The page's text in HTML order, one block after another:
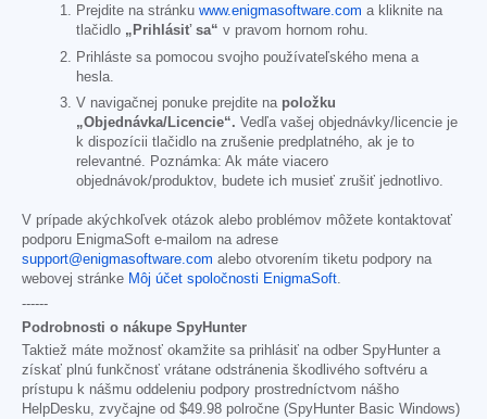
Prejdite na stránku www.enigmasoftware.com a kliknite na
tlačidlo „Prihlásiť sa“ v pravom hornom rohu.
Prihláste sa pomocou svojho používateľského mena a
hesla.
V navigačnej ponuke prejdite na položku
„Objednávka/Licencie“. Vedľa vašej objednávky/licencie je
k dispozícii tlačidlo na zrušenie predplatného, ak je to
relevantné. Poznámka: Ak máte viacero
objednávok/produktov, budete ich musieť zrušiť jednotlivo.
V prípade akýchkoľvek otázok alebo problémov môžete kontaktovať
podporu EnigmaSoft e-mailom na adrese
support@enigmasoftware.com alebo otvorením tiketu podpory na
webovej stránke Môj účet spoločnosti EnigmaSoft.
------
Podrobnosti o nákupe SpyHunter
Taktiež máte možnosť okamžite sa prihlásiť na odber SpyHunter a
získať plnú funkčnosť vrátane odstránenia škodlivého softvéru a
prístupu k nášmu oddeleniu podpory prostredníctvom nášho
HelpDesku, zvyčajne od $49.98 polročne (SpyHunter Basic Windows)